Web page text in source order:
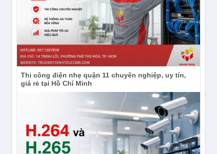
Thi công điện nhẹ quận 11 chuyên nghiệp, uy tín,
giá rẻ tại Hồ Chí Minh